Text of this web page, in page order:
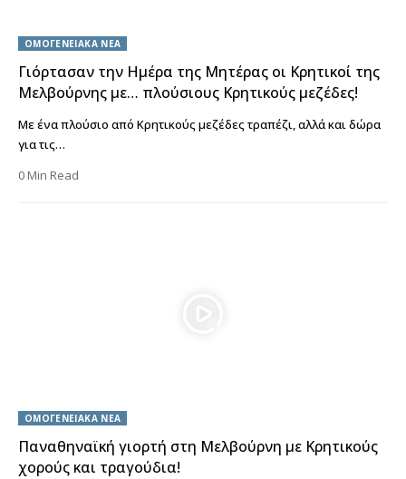
ΟΜΟΓΕΝΕΙΑΚΑ ΝΕΑ
Γιόρτασαν την Ημέρα της Μητέρας οι Κρητικοί της
Μελβούρνης με… πλούσιους Κρητικούς μεζέδες!
Με ένα πλούσιο από Κρητικούς μεζέδες τραπέζι, αλλά και δώρα
για τις…
0 Min Read
ΟΜΟΓΕΝΕΙΑΚΑ ΝΕΑ
Παναθηναϊκή γιορτή στη Μελβούρνη με Κρητικούς
χορούς και τραγούδια!